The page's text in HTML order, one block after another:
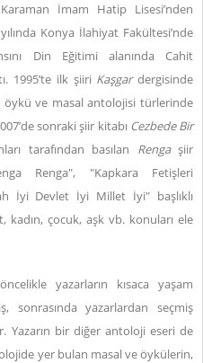
İmam Hatip Lisesi’nden
Konya İlahiyat Fakültesi’nde
Din Eğitimi alanında Cahit
1995’te ilk şiiri Kaşgar dergisinde
öykü ve masal antolojisi türlerinde
sonraki şiir kitabı Cezbede Bir
tarafından basılan Renga şiir
Renga", "Kapkara Fetişleri
İyi Devlet İyi Millet İyi" başlıklı
çocuk, aşk vb. konuları ele
yazarların kısaca yaşam
sonrasında yazarlardan seçmiş
Yazarın bir diğer antoloji eseri de
yer bulan masal ve öykülerin,